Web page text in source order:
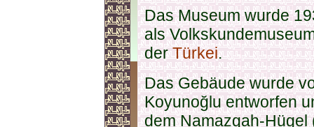
Das Museum wurde
als
derTürkei.
Das Gebäude wurde
Koyunoğlu entworfen
dem Namazgah-Hügel